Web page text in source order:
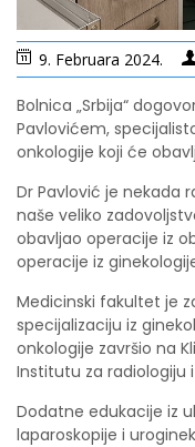
9. Februara 2024.
Bolnica „Srbija“
Pavlovićem,
onkologije koji će
Dr Pavlović je nekada
naše veliko
obavljao operacije iz
operacije iz
Medicinski fakultet je
specijalizaciju iz
onkologije završio na
Institutu za radiologiju
Dodatne edukacije iz
laparoskopije i